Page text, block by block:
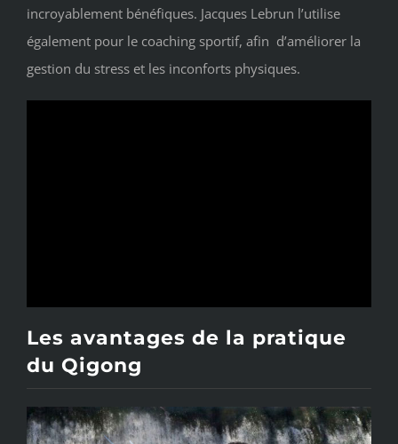
incroyablement bénéfiques. Jacques Lebrun l’utilise
également pour le coaching sportif, afin d’améliorer la
gestion du stress et les inconforts physiques.
Les avantages de la pratique
du Qigong